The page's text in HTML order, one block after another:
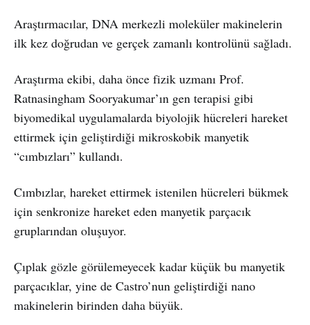
Araştırmacılar, DNA merkezli moleküler makinelerin
ilk kez doğrudan ve gerçek zamanlı kontrolünü sağladı.
Araştırma ekibi, daha önce fizik uzmanı Prof.
Ratnasingham Sooryakumar’ın gen terapisi gibi
biyomedikal uygulamalarda biyolojik hücreleri hareket
ettirmek için geliştirdiği mikroskobik manyetik
“cımbızları” kullandı.
Cımbızlar, hareket ettirmek istenilen hücreleri bükmek
için senkronize hareket eden manyetik parçacık
gruplarından oluşuyor.
Çıplak gözle görülemeyecek kadar küçük bu manyetik
parçacıklar, yine de Castro’nun geliştirdiği nano
makinelerin birinden daha büyük.